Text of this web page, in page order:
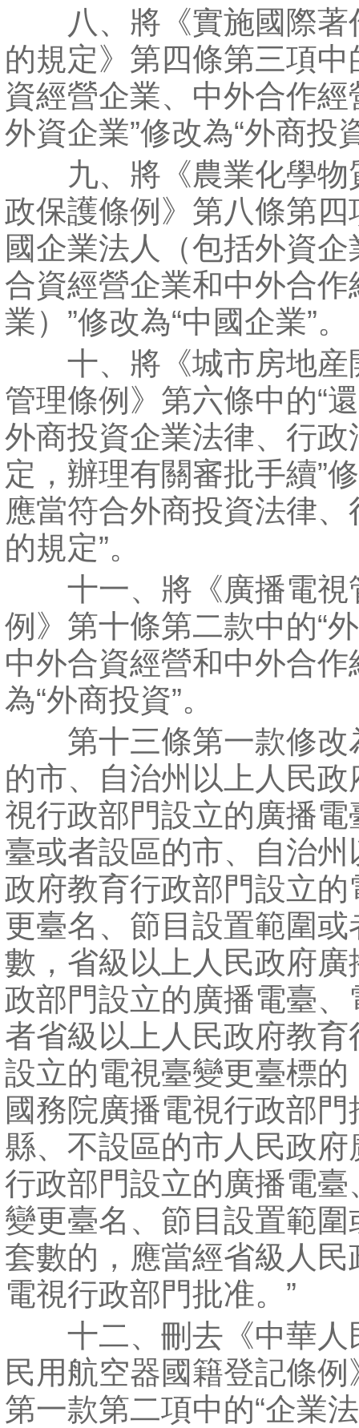
八、將《實施國際著
的規定》第四條第三項中
資經營企業、中外合作經
外資企業”修改為“外商投
九、將《農業化學物
政保護條例》第八條第四
國企業法人（包括外資企
合資經營企業和中外合作
業）”修改為“中國企業”。
十、將《城市房地産
管理條例》第六條中的“
外商投資企業法律、行政
定，辦理有關審批手續”
應當符合外商投資法律、
的規定”。
十一、將《廣播電視
例》第十條第二款中的“
中外合資經營和中外合作
為“外商投資”。
第十三條第一款修改
的市、自治州以上人民政
視行政部門設立的廣播電
臺或者設區的市、自治州
政府教育行政部門設立的
更臺名、節目設置範圍或
數，省級以上人民政府廣
政部門設立的廣播電臺、
者省級以上人民政府教育
設立的電視臺變更臺標的
國務院廣播電視行政部門
縣、不設區的市人民政府
行政部門設立的廣播電臺
變更臺名、節目設置範圍
套數的，應當經省級人民
電視行政部門批准。”
十二、刪去《中華人
民用航空器國籍登記條
第一款第二項中的“企業